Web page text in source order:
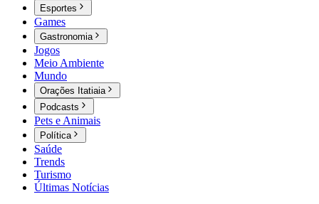
Esportes
Games
Gastronomia
Jogos
Meio Ambiente
Mundo
Orações Itatiaia
Podcasts
Pets e Animais
Política
Saúde
Trends
Turismo
Últimas Notícias